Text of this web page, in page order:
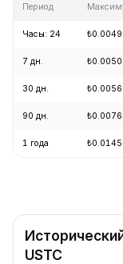
Период
Часы: 24
7 дн.
30 дн.
90 дн.
1 года
USTC